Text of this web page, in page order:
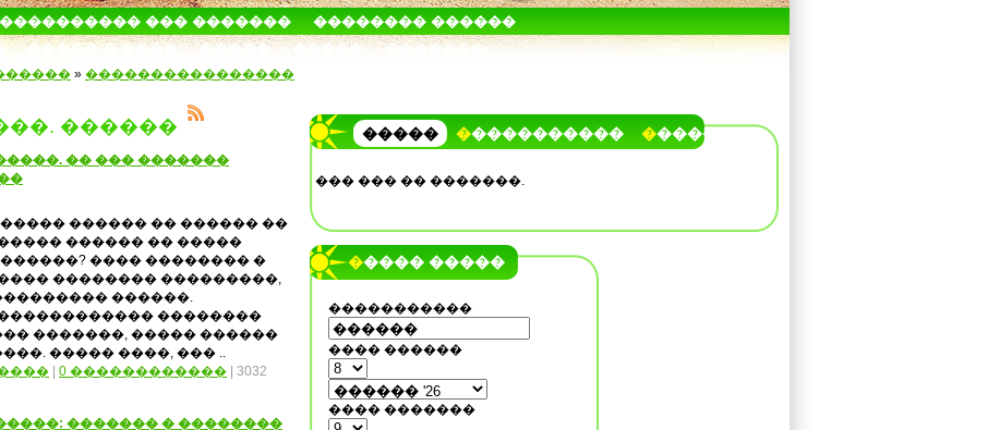
���������� ��� �������
�������� ������
����� � ���� ����� ����� �������
» ����������������
������
�� ��� �������
������ �� ������ ��
������ �� �����
���� �������� �
�������� ���������,
������.
��������
�������, ����� ������
����� ����, ��� ..
0 ������������ | 3032
������� � ��������
����� ����������� �����
��� ��� �� �������.
����� �����
�����������
���� ������
���� �������